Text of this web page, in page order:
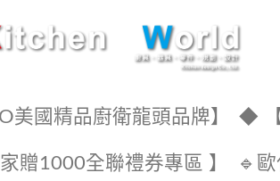
美國精品廚衛龍頭品牌】 ◆ 【
贈1000全聯禮券專區 】 🔹